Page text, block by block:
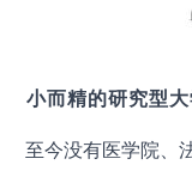
小而精的研究型大
至今没有医学院、